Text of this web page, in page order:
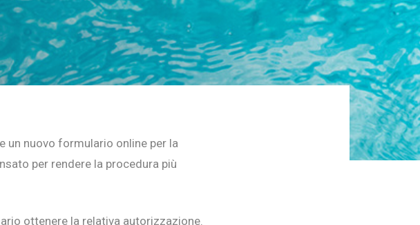
un nuovo formulario online per la
per rendere la procedura più
ottenere la relativa autorizzazione.